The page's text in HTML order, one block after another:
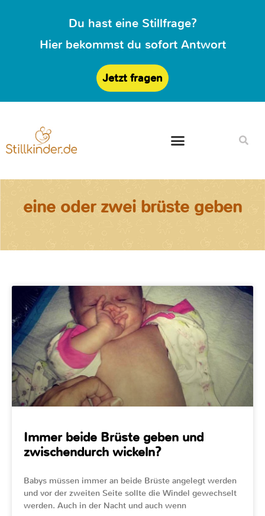
Du hast eine Stillfrage?
Hier bekommst du sofort Antwort
Jetzt fragen
eine oder zwei brüste geben
Immer beide Brüste geben und
zwischendurch wickeln?
Babys müssen immer an beide Brüste angelegt werden
und vor der zweiten Seite sollte die Windel gewechselt
werden. Auch in der Nacht und auch wenn